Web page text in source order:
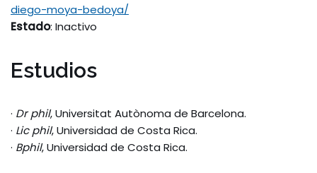
diego-moya-bedoya/
Estado: Inactivo
Estudios
· Dr phil, Universitat Autònoma de Barcelona.
· Lic phil, Universidad de Costa Rica.
· Bphil, Universidad de Costa Rica.